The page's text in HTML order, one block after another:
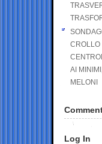
CROLLO
AI
MELONI
Log In